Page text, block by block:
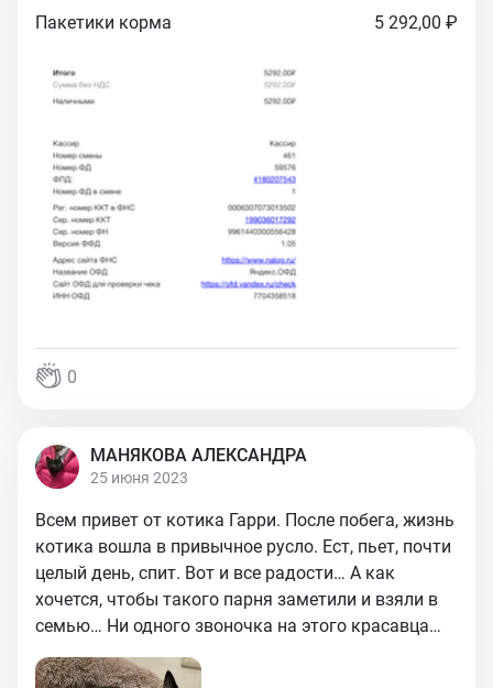
Пакетики корма 5 292,00 ₽
0
МАНЯКОВА АЛЕКСАНДРА
25 июня 2023
Всем привет от котика Гарри. После побега, жизнь
котика вошла в привычное русло. Ест, пьет, почти
целый день, спит. Вот и все радости… А как
хочется, чтобы такого парня заметили и взяли в
семью… Ни одного звоночка на этого красавца…